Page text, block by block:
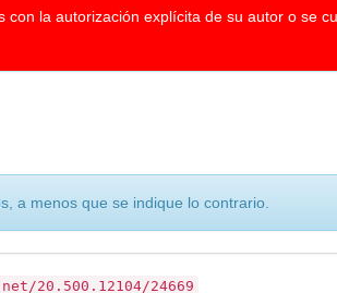
la autorización explícita de su autor o se
a menos que se indique lo contrario.
20.500.12104/24669